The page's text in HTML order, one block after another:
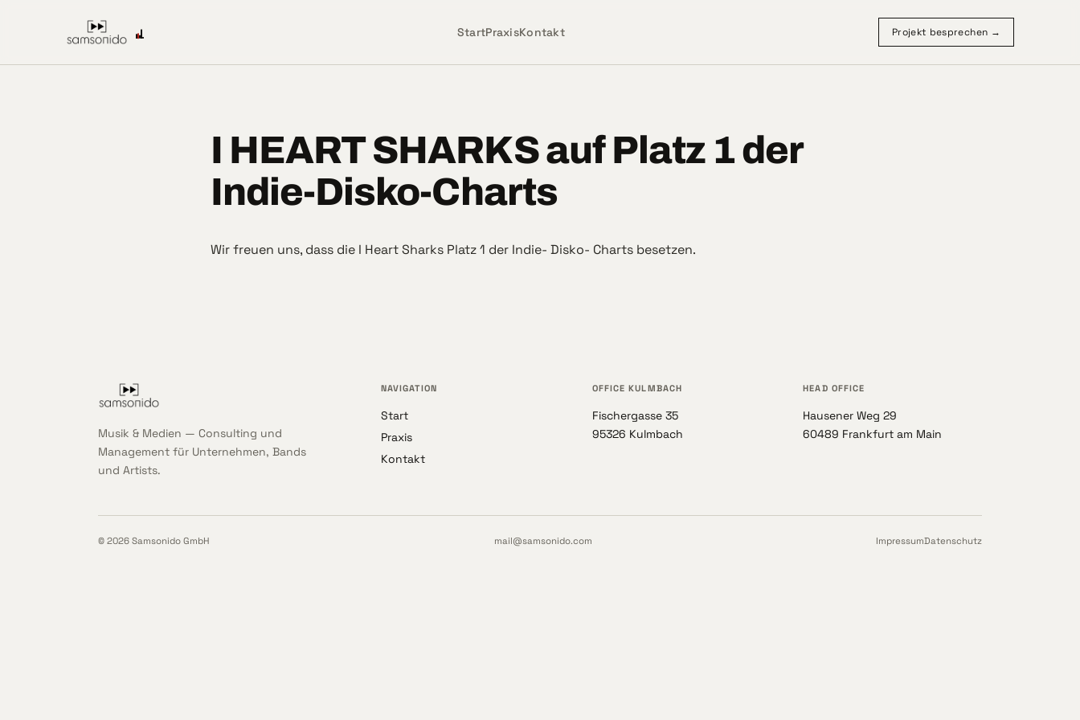
StartPraxisKontakt Projekt besprechen →
I HEART SHARKS auf Platz 1 der
Indie-Disko-Charts
Wir freuen uns, dass die I Heart Sharks Platz 1 der Indie- Disko- Charts besetzen.
Musik & Medien — Consulting und
Management für Unternehmen, Bands
und Artists.
NAVIGATION
Start
Praxis
Kontakt
OFFICE KULMBACH
Fischergasse 35
95326 Kulmbach
HEAD OFFICE
Hausener Weg 29
60489 Frankfurt am Main
© 2026 Samsonido GmbH mail@samsonido.com ImpressumDatenschutz